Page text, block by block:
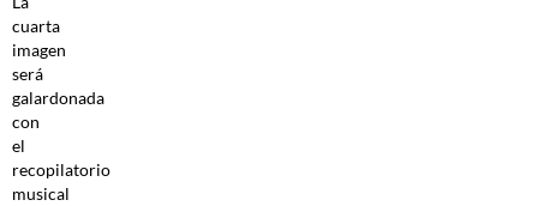
cuarta
imagen
será
galardonada
con
el
recopilatorio
musical